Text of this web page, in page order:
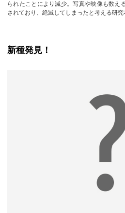
られたことにより減少。写真や映像も数え
されており、絶滅してしまったと考える研究
新種発見！